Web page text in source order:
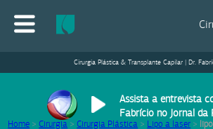
Cirurgia Plástica & Transplante Capilar | Dr.
Assista a entrevista
Fabrício no Jornal da
Home >Cirurgia >Cirurgia Plástica > Lipo a laser >